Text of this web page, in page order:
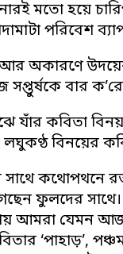
মতো হয়ে
পরিবেশ
আর অকারণে
বার
কবিতা
বিনয়ের
সাথে কথোপথনে
ফুলদের সাথে।
আমরা যেমন
‘পাহাড়’,